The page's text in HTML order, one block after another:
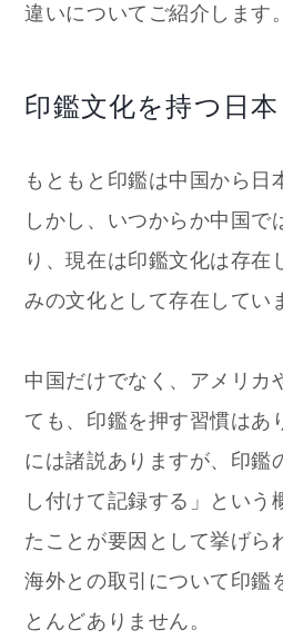
違いについてご紹介します。
印鑑文化を持つ日本
もともと印鑑は中国から日
しかし、いつからか中国で
り、現在は印鑑文化は存在
みの文化として存在してい
中国だけでなく、アメリカ
ても、印鑑を押す習慣はあ
には諸説ありますが、印鑑
し付けて記録する」という
たことが要因として挙げら
海外との取引について印鑑
とんどありません。